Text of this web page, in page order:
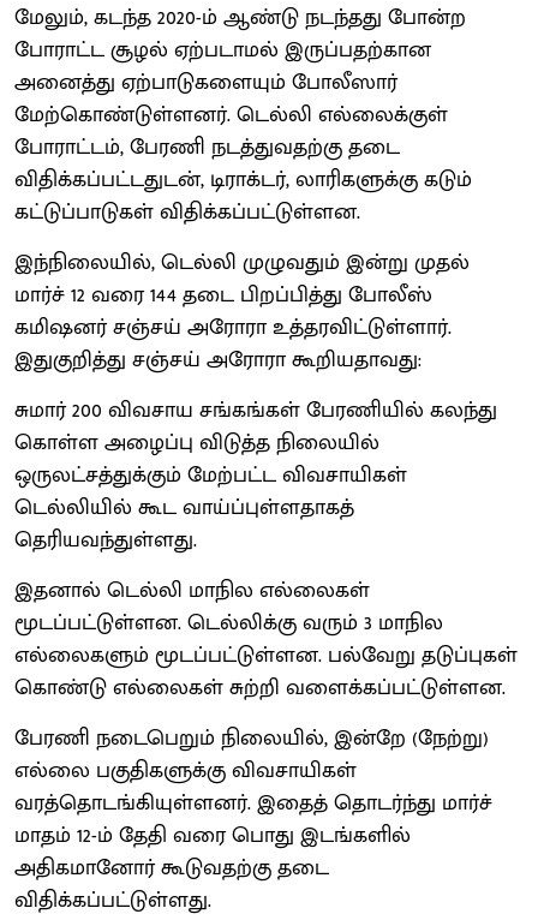
மேலும், கடந்த 2020-ம் ஆண்டு நடந்தது போன்ற
போராட்ட சூழல் ஏற்படாமல் இருப்பதற்கான
அனைத்து ஏற்பாடுகளையும் போலீஸார்
மேற்கொண்டுள்ளனர். டெல்லி எல்லைக்குள்
போராட்டம், பேரணி நடத்துவதற்கு தடை
விதிக்கப்பட்டதுடன், டிராக்டர், லாரிகளுக்கு கடும்
கட்டுப்பாடுகள் விதிக்கப்பட்டுள்ளன.
இந்நிலையில், டெல்லி முழுவதும் இன்று முதல்
மார்ச் 12 வரை 144 தடை பிறப்பித்து போலீஸ்
கமிஷனர் சஞ்சய் அரோரா உத்தரவிட்டுள்ளார்.
இதுகுறித்து சஞ்சய் அரோரா கூறியதாவது:
சுமார் 200 விவசாய சங்கங்கள் பேரணியில் கலந்து
கொள்ள அழைப்பு விடுத்த நிலையில்
ஒருலட்சத்துக்கும் மேற்பட்ட விவசாயிகள்
டெல்லியில் கூட வாய்ப்புள்ளதாகத்
தெரியவந்துள்ளது.
இதனால் டெல்லி மாநில எல்லைகள்
மூடப்பட்டுள்ளன. டெல்லிக்கு வரும் 3 மாநில
எல்லைகளும் மூடப்பட்டுள்ளன. பல்வேறு தடுப்புகள்
கொண்டு எல்லைகள் சுற்றி வளைக்கப்பட்டுள்ளன.
பேரணி நடைபெறும் நிலையில், இன்றே (நேற்று)
எல்லை பகுதிகளுக்கு விவசாயிகள்
வரத்தொடங்கியுள்ளனர். இதைத் தொடர்ந்து மார்ச்
மாதம் 12-ம் தேதி வரை பொது இடங்களில்
அதிகமானோர் கூடுவதற்கு தடை
விதிக்கப்பட்டுள்ளது.